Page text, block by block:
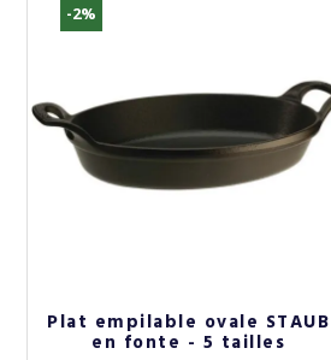
-2%
Plat empilable ovale STAUB
en fonte - 5 tailles